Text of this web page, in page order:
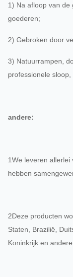
1) Na afloop van de
goederen;
2) Gebroken door
3) Natuurrampen,
professionele sloop,
andere:
1We leveren
hebben
2Deze producten
Staten, Brazilië,
Koninkrijk en andere